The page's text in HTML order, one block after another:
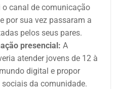
canal de comunicação
por sua vez passaram a
pelos seus pares.
presencial: A
atender jovens de 12 à
digital e propor
da comunidade.